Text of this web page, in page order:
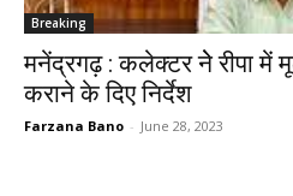
Breaking
मनेंद्रगढ़ : कलेक्टर नेे रीपा में
कराने के दिए निर्देश
Farzana Bano - June 28, 2023